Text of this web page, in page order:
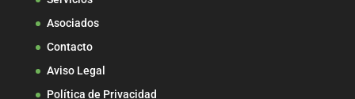
Asociados
Contacto
Aviso Legal
Política de Privacidad